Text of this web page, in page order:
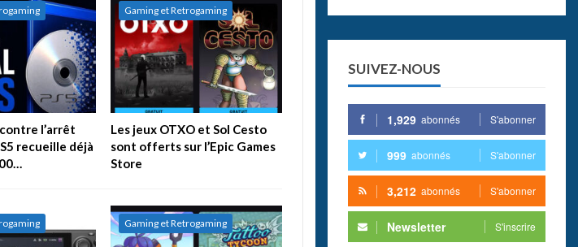
l’arrêt
recueille déjà
Gaming et Retrogaming
Les jeux OTXO et Sol Cesto
sont offerts sur l’Epic Games
Store
Gaming et Retrogaming
SUIVEZ-NOUS
1,929 abonnés S'abonner
999 abonnés S'abonner
3,212 abonnés S'abonner
Newsletter S'inscrire